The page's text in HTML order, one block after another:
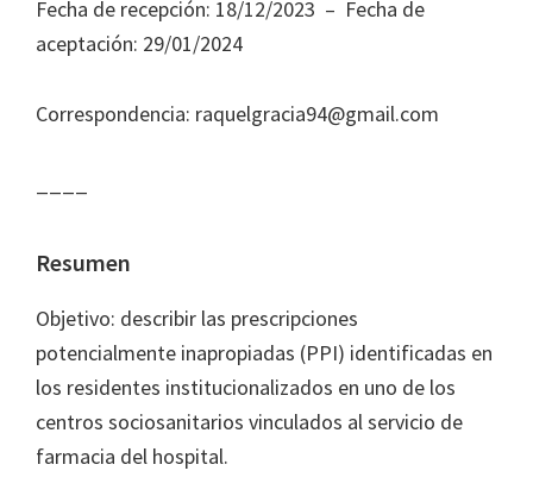
American
Journal
Health
Pharmacy
Fecha de recepción: 18/12/2023 – Fecha de
aceptación: 29/01/2024
Correspondencia: raquelgracia94@gmail.com
Resumen
Objetivo: describir las prescripciones
potencialmente inapropiadas (PPI) identificadas en
los residentes institucionalizados en uno de los
centros sociosanitarios vinculados al servicio de
farmacia del hospital.